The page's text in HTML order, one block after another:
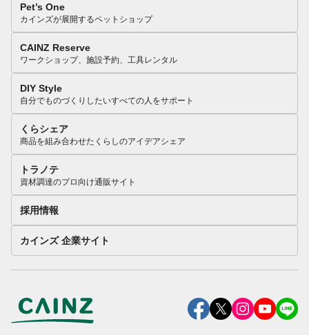
Pet’s One
カインズが展開するペットショップ
CAINZ Reserve
ワークショップ、施設予約、工具レンタル
DIY Style
自分でものづくりしたいすべての人をサポート
くらシェア
商品を組み合わせたくらしのアイデアシェア
トラノテ
資材調達のプロ向け通販サイト
採用情報
カインズ 企業サイト